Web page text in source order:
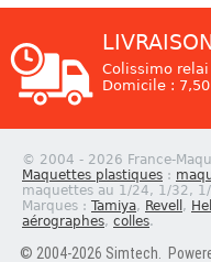
Colissimo
Domicile :
© 2004 - 2026 France-
Maquettes plastiques :
maquettes au 1/24, 1/32,
Marques : Tamiya, Revell ,
aérographes, colles.
© 2004-2026 Simtech.